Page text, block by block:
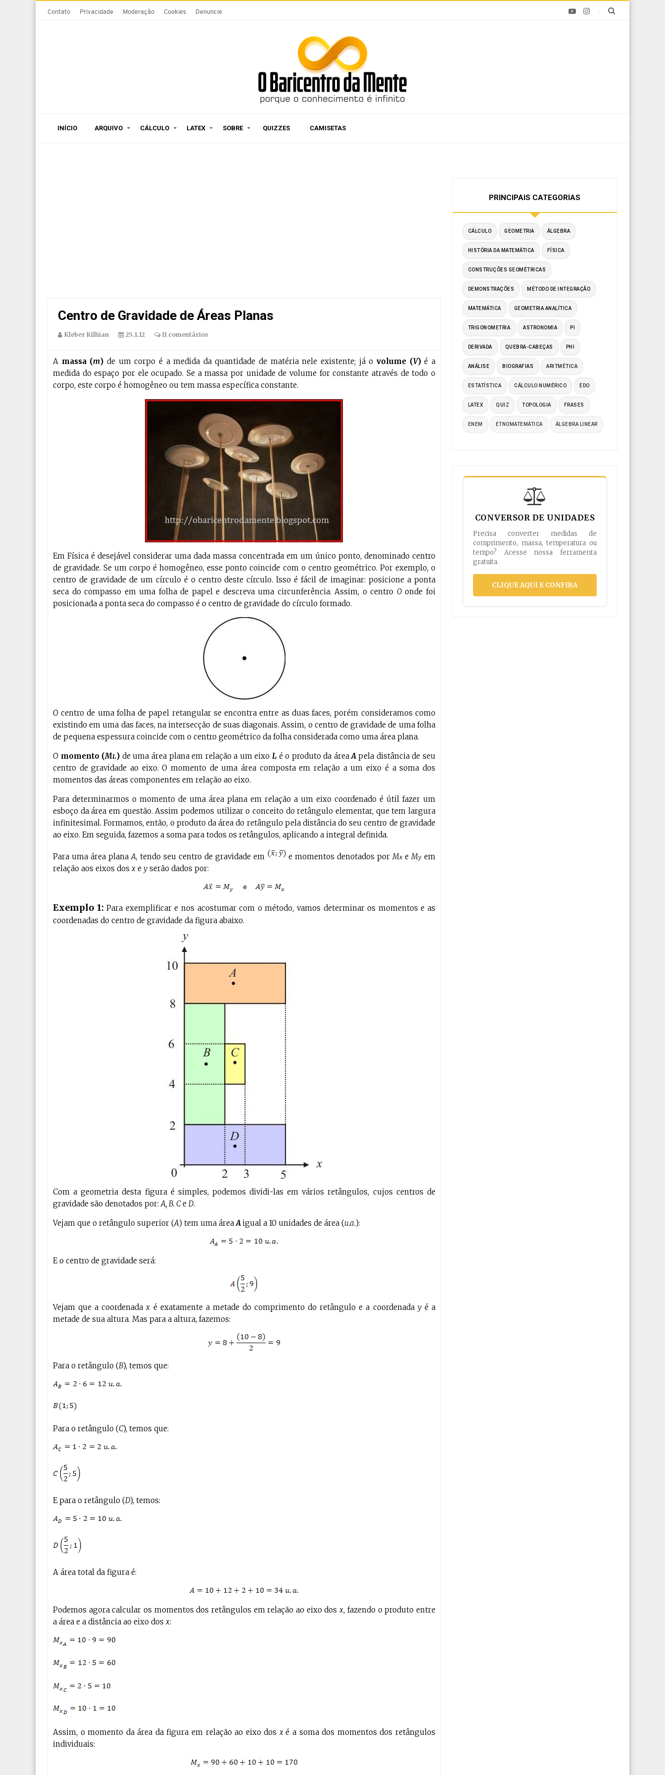
Contato Privacidade Moderação Cookies Denuncie
INÍCIO ARQUIVO CÁLCULO LATEX SOBRE QUIZZES CAMISETAS
Centro de Gravidade de Áreas Planas
Kleber Kilhian 25.1.12 11 comentários
A massa (m) de um corpo é a medida da quantidade de matéria nele existente; já o volume (V)é a
medida do espaço por ele ocupado. Se a massa por unidade de volume for constante através de todo o
corpo, este corpo é homogêneo ou tem massa específica constante.
Em Física é desejável considerar uma dada massa concentrada em um único ponto, denominado centro
de gravidade. Se um corpo é homogêneo, esse ponto coincide com o centro geométrico. Por exemplo, o
centro de gravidade de um círculo é o centro deste círculo. Isso é fácil de imaginar: posicione a ponta
seca do compasso em uma folha de papel e descreva uma circunferência. Assim, o centro Oonde foi
posicionada a ponta seca do compasso é o centro de gravidade do círculo formado.
O centro de uma folha de papel retangular se encontra entre as duas faces, porém consideramos como
existindo em uma das faces, na intersecção de suas diagonais. Assim, o centro de gravidade de uma folha
de pequena espessura coincide com o centro geométrico da folha considerada como uma área plana.
O momento (ML) de uma área plana em relação a um eixoL é o produto da áreaApela distância de seu
centro de gravidade ao eixo. O momento de uma área composta em relação a um eixo é a soma dos
momentos das áreas componentes em relação ao eixo.
Para determinarmos o momento de uma área plana em relação a um eixo coordenado é útil fazer um
esboço da área em questão. Assim podemos utilizar o conceito do retângulo elementar, que tem largura
infinitesimal. Formamos, então, o produto da área do retângulo pela distância do seu centro de gravidade
ao eixo. Em seguida, fazemos a soma para todos os retângulos, aplicando a integral definida.
Para uma área planaA, tendo seu centro de gravidade em e momentos denotados porMxeMyem
relação aos eixos dos x e y serão dados por:
Exemplo 1: Para exemplificar e nos acostumar com o método, vamos determinar os momentos e as
coordenadas do centro de gravidade da figura abaixo.
Com a geometria desta figura é simples, podemos dividi-las em vários retângulos, cujos centros de
gravidade são denotados por:A, B. Ce D.
Vejam que o retângulo superior (A) tem uma áreaAigual a 10 unidades de área (u.a.):
E o centro de gravidade será:
Vejam que a coordenadax é exatamente a metade do comprimento do retângulo e a coordenada yé a
metade de sua altura. Mas para a altura, fazemos:
Para o retângulo (B), temos que:
Para o retângulo (C), temos que:
E para o retângulo (D), temos:
A área total da figura é:
Podemos agora calcular os momentos dos retângulos em relação ao eixo dosx, fazendo o produto entre
a área e a distância ao eixo dos x:
Assim, o momento da área da figura em relação ao eixo dos xé a soma dos momentos dos retângulos
individuais:
PRINCIPAIS CATEGORIAS
CÁLCULO GEOMETRIA ÁLGEBRA
HISTÓRIA DA MATEMÁTICA FÍSICA
CONSTRUÇÕES GEOMÉTRICAS
DEMONSTRAÇÕES MÉTODO DE INTEGRAÇÃO
MATEMÁTICA GEOMETRIA ANALÍTICA
TRIGONOMETRIA ASTRONOMIA PI
DERIVADA QUEBRA-CABEÇAS PHI
ANÁLISE BIOGRAFIAS ARITMÉTICA
ESTATÍSTICA CÁLCULO NUMÉRICO EDO
LATEX QUIZ TOPOLOGIA FRASES
ENEM ETNOMATEMÁTICA ÁLGEBRA LINEAR
CONVERSOR DE UNIDADES
Precisa converter medidas de
comprimento, massa, temperatura ou
tempo? Acesse nossa ferramenta
gratuita.
CLIQUE AQUI E CONFIRA